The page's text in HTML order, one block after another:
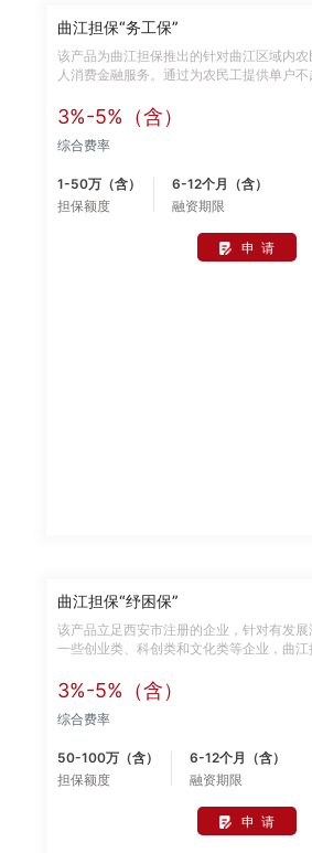
曲江担保“务工保”
该产品为曲江担保推出的针对曲江区域内
人消费金融服务。通过为农民工提供单户
一个平安祥和的节日。特点如下： 1.面向曲
农民工； 2.提供单户不超过3万元的消费贷
工隶属的建设单位、施工企业、劳务公司提
十个农民工提供互保； 4.农民工只需提供身
即可贷款； 5.担保费率低至0.15%； 6.担保
3%-5%（含）
综合费率
1-50万（含）
担保额度
6-12个月（含）
融资期限
申 请
曲江担保“纾困保”
该产品立足西安市注册的企业，针对有发
一些创业类、科创类和文化类等企业，曲江
管理有限公司等企业，进行投贷保联动，通
纾困方案解决企业资金需求，提供债权的部
（担保费率0.5%）。缓解企业短期资金周
2. 个人（股东、法定代表人、实际控制人）
良好； 3.经营主体的工商，税务注册地隶属
3%-5%（含）
综合费率
50-100万（含）
担保额度
6-12个月（含）
融资期限
申 请